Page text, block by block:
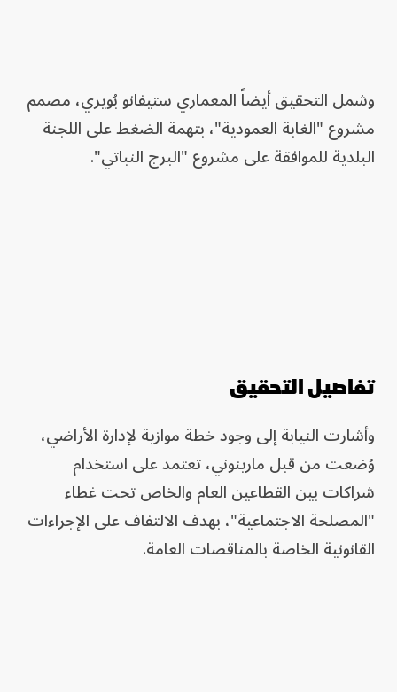
وشمل التحقيق أيضاً المعماري ستيفانو بُويري، مصمم
مشروع "الغابة العمودية"، بتهمة الضغط على اللجنة
البلدية للموافقة على مشروع "البرج النباتي".
تفاصيل التحقيق
وأشارت النيابة إلى وجود خطة موازية لإدارة الأراضي،
وُضعت من قبل مارينوني، تعتمد على استخدام
شراكات بين القطاعين العام والخاص تحت غطاء
"المصلحة الاجتماعية"، بهدف الالتفاف على الإجراءات
القانونية الخاصة بالمناقصات العامة.